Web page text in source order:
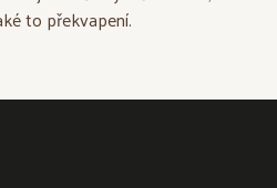
to překvapení.